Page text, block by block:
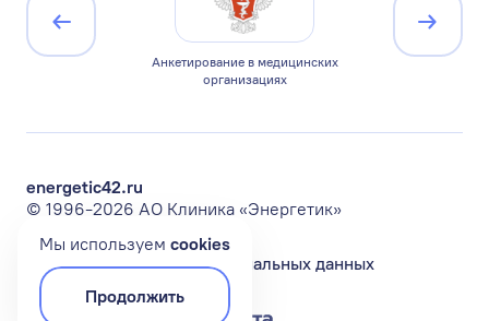
Мы используем сookies
Продолжить
Анкетирование в медицинских
организациях
energetic42.ru
© 1996-2026 АО Клиника «Энергетик»
Политика обработки персональных данных